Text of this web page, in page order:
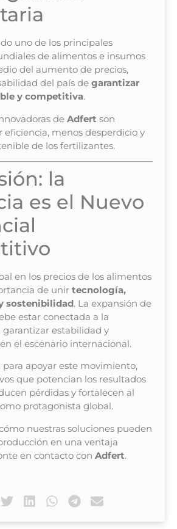
uno de los principales
de alimentos e insumos
del aumento de precios,
del país de garantizar
y competitiva.
de Adfert son
eficiencia, menos desperdicio y
de los fertilizantes.
la
es el Nuevo
en los precios de los alimentos
de unir tecnología,
sostenibilidad. La expansión de
estar conectada a la
garantizar estabilidad y
el escenario internacional.
para apoyar este movimiento,
que potencian los resultados
pérdidas y fortalecen al
protagonista global.
nuestras soluciones pueden
en una ventaja
en contacto con Adfert.